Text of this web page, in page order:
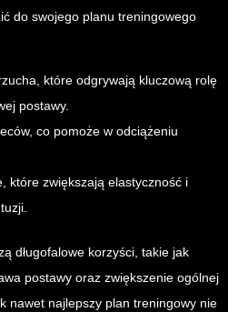
do swojego planu treningowego
które odgrywają kluczową rolę
postawy.
co pomoże w odciążeniu
które zwiększają elastyczność i
długofalowe korzyści, takie jak
postawy oraz zwiększenie ogólnej
nawet najlepszy plan treningowy nie